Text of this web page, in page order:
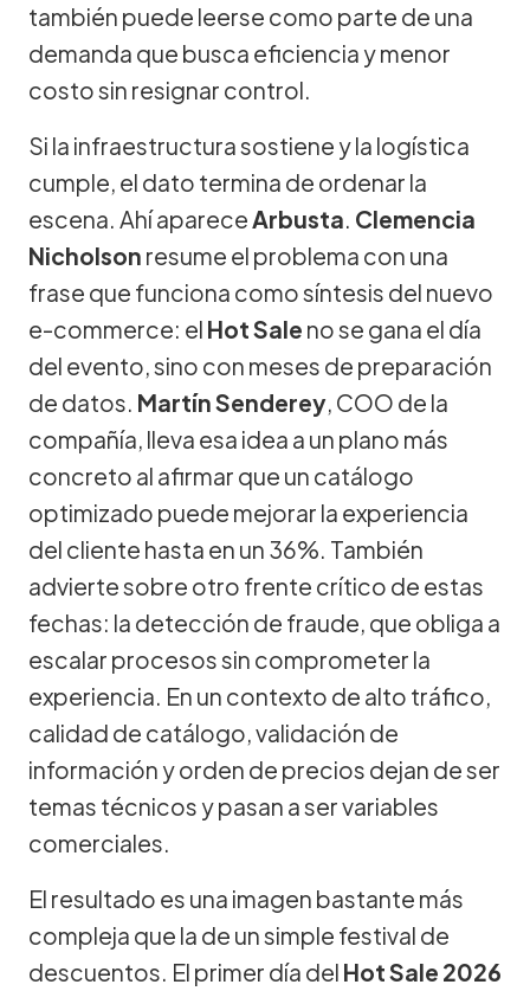
también puede leerse como parte de una
demanda que busca eficiencia y menor
costo sin resignar control.
Si la infraestructura sostiene y la logística
cumple, el dato termina de ordenar la
escena. Ahí aparece Arbusta. Clemencia
Nicholson resume el problema con una
frase que funciona como síntesis del nuevo
e-commerce: el Hot Sale no se gana el día
del evento, sino con meses de preparación
de datos. Martín Senderey, COO de la
compañía, lleva esa idea a un plano más
concreto al afirmar que un catálogo
optimizado puede mejorar la experiencia
del cliente hasta en un 36%. También
advierte sobre otro frente crítico de estas
fechas: la detección de fraude, que obliga a
escalar procesos sin comprometer la
experiencia. En un contexto de alto tráfico,
calidad de catálogo, validación de
información y orden de precios dejan de ser
temas técnicos y pasan a ser variables
comerciales.
El resultado es una imagen bastante más
compleja que la de un simple festival de
descuentos. El primer día del Hot Sale 2026